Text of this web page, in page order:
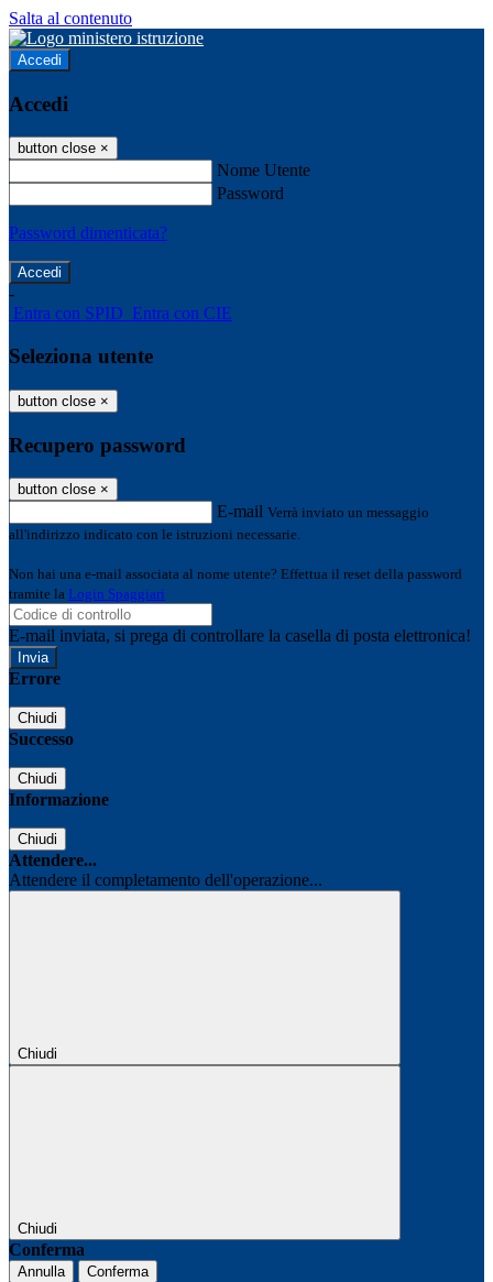
Salta al contenuto
Accedi
Accedi
button close ×
Nome Utente
Password
Password dimenticata?
-
Entra con SPID Entra con CIE
Seleziona utente
button close ×
Recupero password
button close ×
E-mail Verrà inviato un messaggio
all'indirizzo indicato con le istruzioni necessarie.
Non hai una e-mail associata al nome utente? Effettua il reset della password
tramite la Login Spaggiari
E-mail inviata, si prega di controllare la casella di posta elettronica!
Errore
Chiudi
Successo
Chiudi
Informazione
Chiudi
Attendere...
Attendere il completamento dell'operazione...
Chiudi
Chiudi
Conferma
Annulla Conferma